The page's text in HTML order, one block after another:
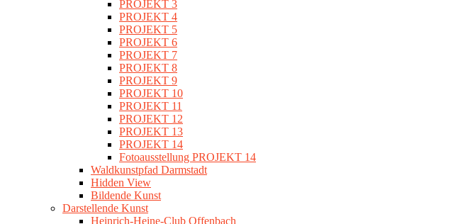
PROJEKT 3
PROJEKT 4
PROJEKT 5
PROJEKT 6
PROJEKT 7
PROJEKT 8
PROJEKT 9
PROJEKT 10
PROJEKT 11
PROJEKT 12
PROJEKT 13
PROJEKT 14
Fotoausstellung PROJEKT 14
Waldkunstpfad Darmstadt
Hidden View
Bildende Kunst
Darstellende Kunst
Heinrich-Heine-Club Offenbach